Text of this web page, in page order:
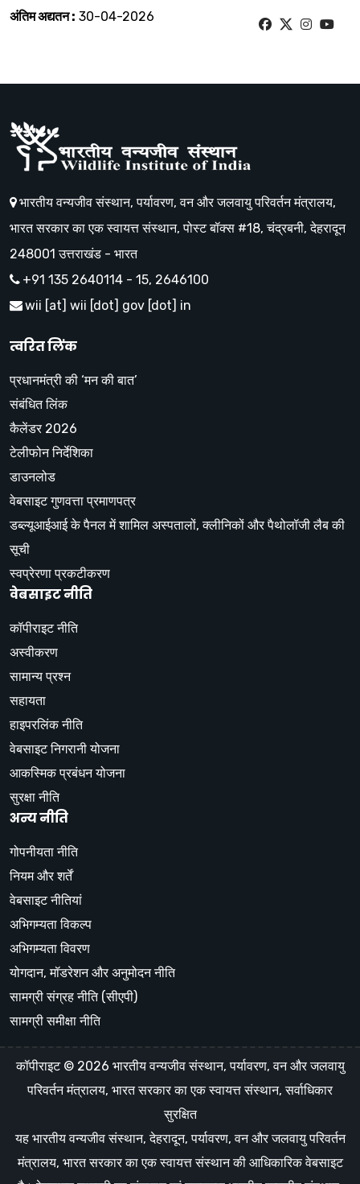
अंतिम अद्यतन : 30-04-2026
भारतीय वन्यजीव संस्थान, पर्यावरण, वन और जलवायु परिवर्तन मंत्रालय,
भारत सरकार का एक स्वायत्त संस्थान, पोस्ट बॉक्स #18, चंद्रबनी, देहरादून
248001 उत्तराखंड - भारत
+91 135 2640114 - 15, 2646100
wii [at] wii [dot] gov [dot] in
त्वरित लिंक
प्रधानमंत्री की ‘मन की बात’
संबंधित लिंक
कैलेंडर 2026
टेलीफोन निर्देशिका
डाउनलोड
वेबसाइट गुणवत्ता प्रमाणपत्र
डब्ल्यूआईआई के पैनल में शामिल अस्पतालों, क्लीनिकों और पैथोलॉजी लैब की
सूची
स्वप्रेरणा प्रकटीकरण
वेबसाइट नीति
कॉपीराइट नीति
अस्वीकरण
सामान्य प्रश्न
सहायता
हाइपरलिंक नीति
वेबसाइट निगरानी योजना
आकस्मिक प्रबंधन योजना
सुरक्षा नीति
अन्य नीति
गोपनीयता नीति
नियम और शर्तें
वेबसाइट नीतियां
अभिगम्यता विकल्प
अभिगम्यता विवरण
योगदान, मॉडरेशन और अनुमोदन नीति
सामग्री संग्रह नीति (सीएपी)
सामग्री समीक्षा नीति
कॉपीराइट © 2026 भारतीय वन्यजीव संस्थान, पर्यावरण, वन और जलवायु
परिवर्तन मंत्रालय, भारत सरकार का एक स्वायत्त संस्थान, सर्वाधिकार
सुरक्षित
यह भारतीय वन्यजीव संस्थान, देहरादून, पर्यावरण, वन और जलवायु परिवर्तन
मंत्रालय, भारत सरकार का एक स्वायत्त संस्थान की आधिकारिक वेबसाइट